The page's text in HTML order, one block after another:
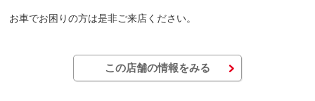
お車でお困りの方は是非ご来店ください。
この店舗の情報をみる